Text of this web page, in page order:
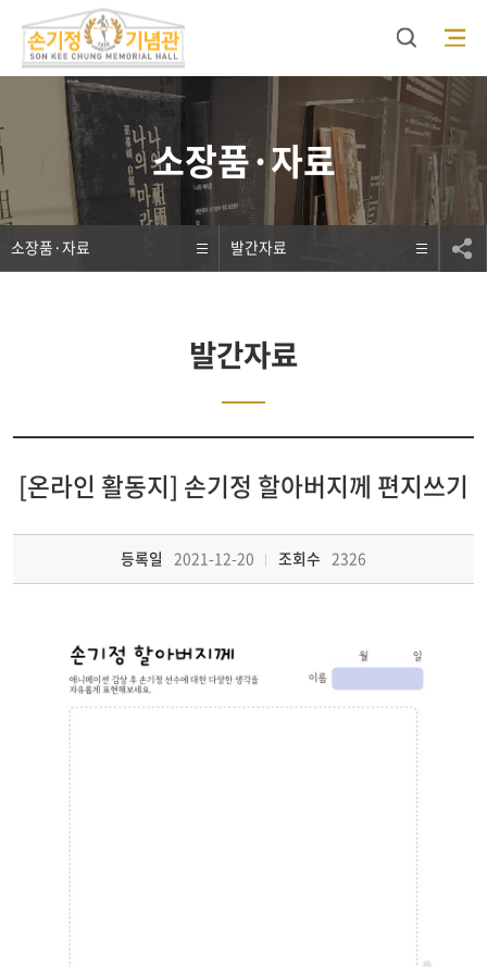
검색
모바일 메뉴 오픈
소장품·자료
소장품·자료 발간자료
발간자료
[온라인 활동지] 손기정 할아버지께 편지쓰기
등록일 2021-12-20 조회수 2326